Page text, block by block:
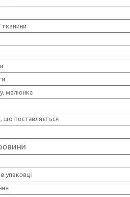
тканини
малюнка
що поставляється
упаковці